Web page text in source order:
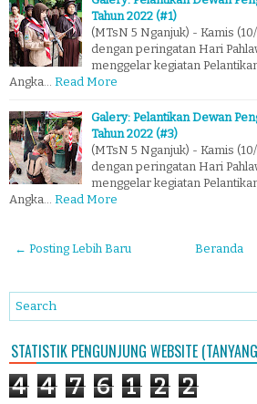
Tahun 2022 (#1)
(MTsN 5 Nganjuk) - Kamis
dengan peringatan Hari
menggelar kegiatan
Angka… Read More
Galery: Pelantikan Dewan
Tahun 2022 (#3)
(MTsN 5 Nganjuk) - Kamis
dengan peringatan Hari
menggelar kegiatan
Angka… Read More
← Posting Lebih Baru Beranda
STATISTIK PENGUNJUNG WEBSITE
4 4 7 6 1 2 2